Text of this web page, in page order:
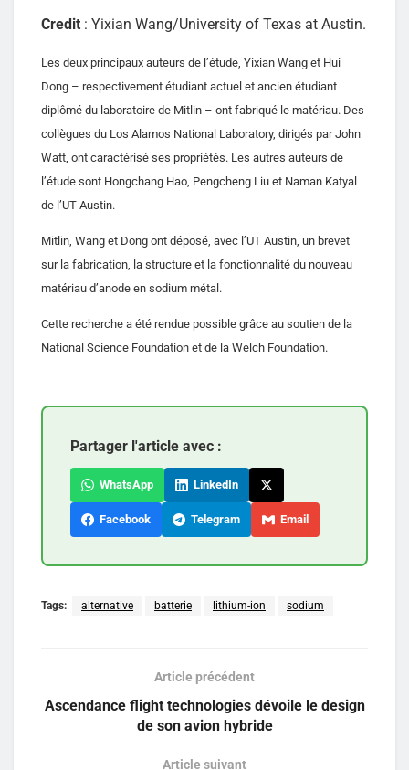
Credit : Yixian Wang/University of Texas at Austin.
Les deux principaux auteurs de l’étude, Yixian Wang et Hui
Dong – respectivement étudiant actuel et ancien étudiant
diplômé du laboratoire de Mitlin – ont fabriqué le matériau. Des
collègues du Los Alamos National Laboratory, dirigés par John
Watt, ont caractérisé ses propriétés. Les autres auteurs de
l’étude sont Hongchang Hao, Pengcheng Liu et Naman Katyal
de l’UT Austin.
Mitlin, Wang et Dong ont déposé, avec l’UT Austin, un brevet
sur la fabrication, la structure et la fonctionnalité du nouveau
matériau d’anode en sodium métal.
Cette recherche a été rendue possible grâce au soutien de la
National Science Foundation et de la Welch Foundation.
Partager l'article avec :
WhatsApp LinkedIn
Facebook Telegram Email
Tags: alternative batterie lithium-ion sodium
Article précédent
Ascendance flight technologies dévoile le design
de son avion hybride
Article suivant